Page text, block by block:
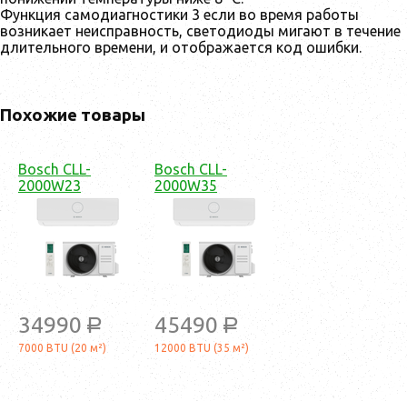
Функция самодиагностики 3 если во время работы
возникает неисправность, светодиоды мигают в течение
длительного времени, и отображается код ошибки.
Похожие товары
Bosch CLL-
2000W23
34990 a
7000 BTU (20 м²)
Bosch CLL-
2000W35
45490 a
12000 BTU (35 м²)